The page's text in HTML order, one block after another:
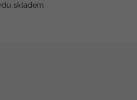
skladem